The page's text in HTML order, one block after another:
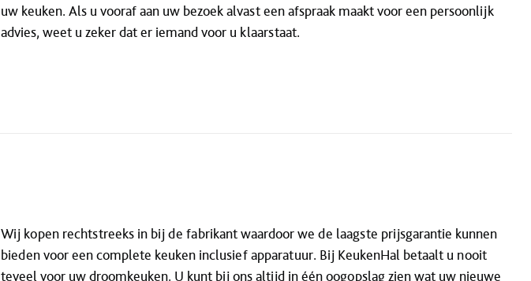
uw keuken. Als u vooraf aan uw bezoek alvast een afspraak maakt voor een persoonlijk
advies, weet u zeker dat er iemand voor u klaarstaat.
Wij kopen rechtstreeks in bij de fabrikant waardoor we de laagste prijsgarantie kunnen
bieden voor een complete keuken inclusief apparatuur. Bij KeukenHal betaalt u nooit
teveel voor uw droomkeuken. U kunt bij ons altijd in één oogopslag zien wat uw nieuwe